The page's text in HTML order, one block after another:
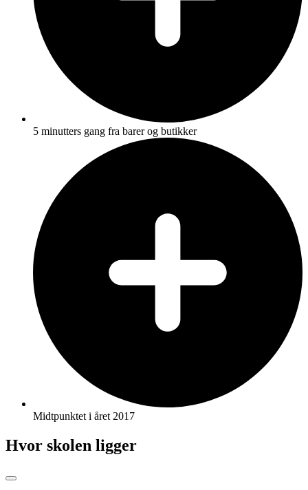
5 minutters gang fra barer og butikker
Midtpunktet i året 2017
Hvor skolen ligger